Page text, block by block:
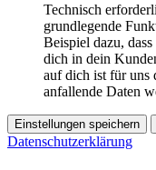
Technisch
grundlegende
Beispiel dazu,
dich in dein
auf dich ist für uns
anfallende Daten
Einstellungen speichern
Datenschutzerklärung